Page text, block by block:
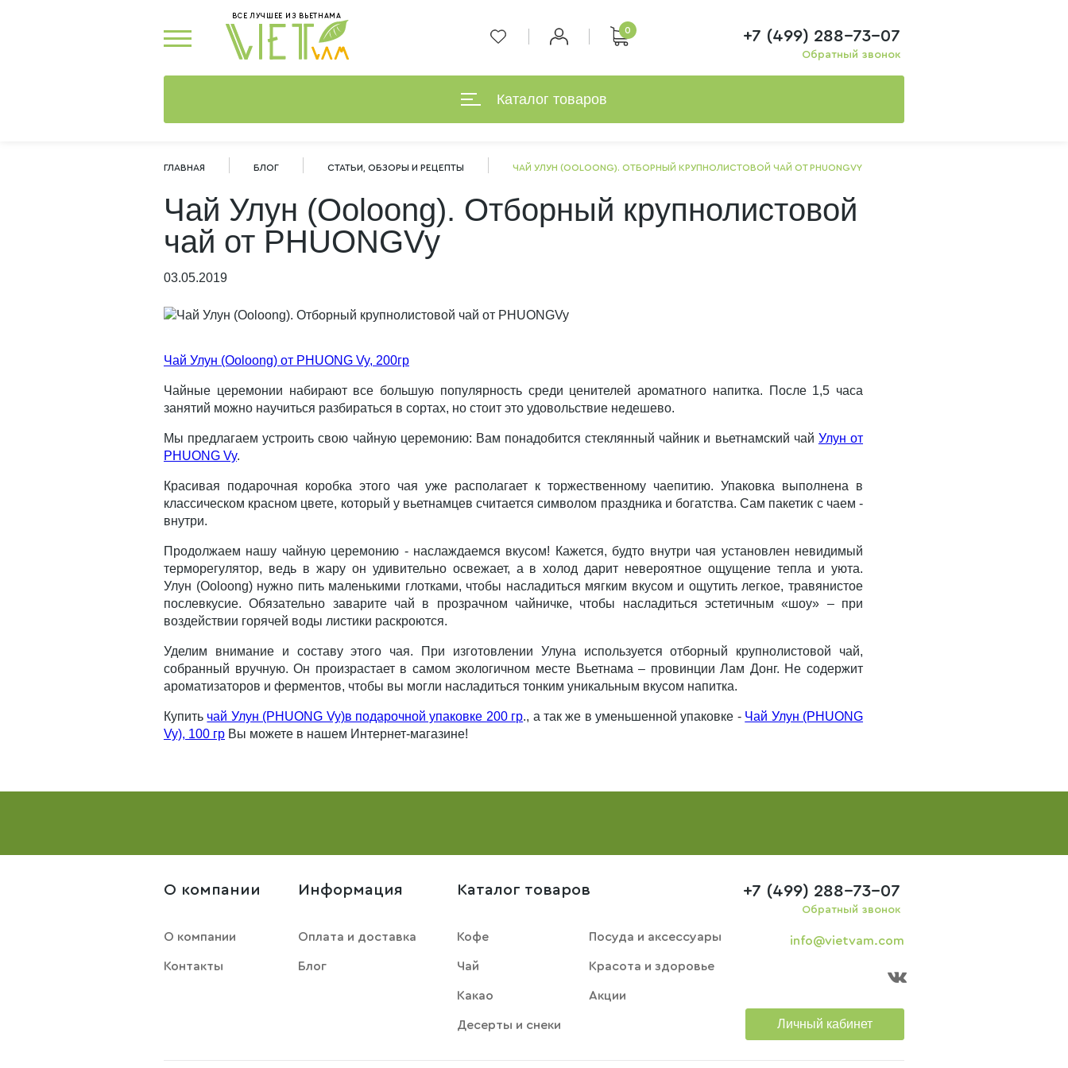
ВСЕ ЛУЧШЕЕ ИЗ ВЬЕТНАМА
0
Каталог товаров
%
+7 (499) 288-73-07
Обратный звонок
ГЛАВНАЯ БЛОГ СТАТЬИ, ОБЗОРЫ И РЕЦЕПТЫ ЧАЙ УЛУН (OOLOONG). ОТБОРНЫЙ КРУПНОЛИСТОВОЙ ЧАЙ ОТ PHUONGVY
Чай Улун (Ooloong). Отборный крупнолистовой
чай от PHUONGVy
03.05.2019
Чай Улун (Ooloong) от PHUONG Vy, 200гр
Чайные церемонии набирают все большую популярность среди ценителей ароматного напитка. После 1,5 часа
занятий можно научиться разбираться в сортах, но стоит это удовольствие недешево.
Мы предлагаем устроить свою чайную церемонию: Вам понадобится стеклянный чайник и вьетнамский чай Улун от
PHUONG Vy.
Красивая подарочная коробка этого чая уже располагает к торжественному чаепитию. Упаковка выполнена в
классическом красном цвете, который у вьетнамцев считается символом праздника и богатства. Сам пакетик с чаем -
внутри.
Продолжаем нашу чайную церемонию - наслаждаемся вкусом! Кажется, будто внутри чая установлен невидимый
терморегулятор, ведь в жару он удивительно освежает, а в холод дарит невероятное ощущение тепла и уюта.
Улун (Ooloong) нужно пить маленькими глотками, чтобы насладиться мягким вкусом и ощутить легкое, травянистое
послевкусие. Обязательно заварите чай в прозрачном чайничке, чтобы насладиться эстетичным «шоу» – при
воздействии горячей воды листики раскроются.
Уделим внимание и составу этого чая. При изготовлении Улуна используется отборный крупнолистовой чай,
собранный вручную. Он произрастает в самом экологичном месте Вьетнама – провинции Лам Донг. Не содержит
ароматизаторов и ферментов, чтобы вы могли насладиться тонким уникальным вкусом напитка.
Купить чай Улун (PHUONG Vy)в подарочной упаковке 200 гр., а так же в уменьшенной упаковке - Чай Улун (PHUONG
Vy), 100 гр Вы можете в нашем Интернет-магазине!
О компании Информация
О компании
Контакты
Оплата и доставка
Блог
Каталог товаров
Кофе
Чай
Какао
Десерты и снеки
Посуда и аксессуары
Красота и здоровье
Акции
+7 (499) 288-73-07
Обратный звонок
info@vietvam.com
Личный кабинет